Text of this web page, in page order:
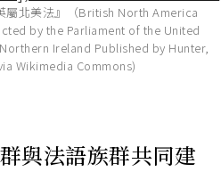
屬北美法』（British North America
by the Parliament of the United
Ireland Published by Hunter,
Wikimedia Commons)
與法語族群共同建